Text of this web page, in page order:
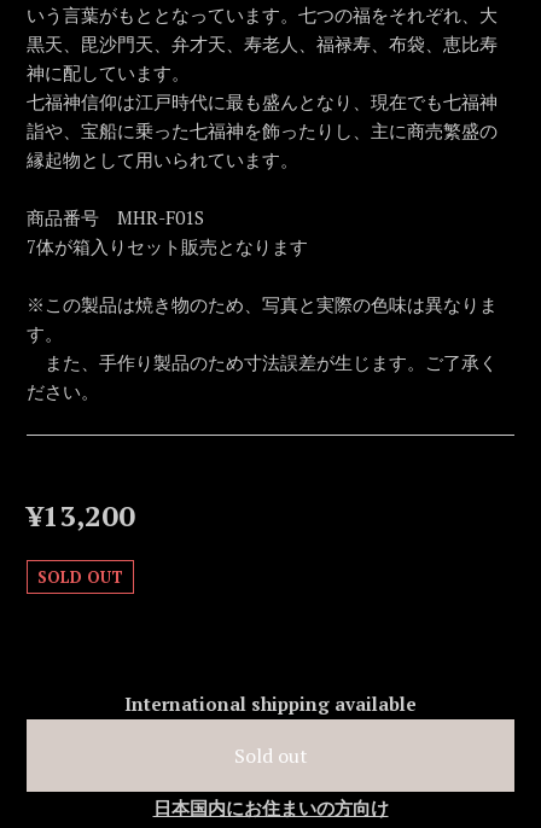
いう言葉がもととなっています。七つの福をそれぞれ、大
黒天、毘沙門天、弁才天、寿老人、福禄寿、布袋、恵比寿
神に配しています。
七福神信仰は江戸時代に最も盛んとなり、現在でも七福神
詣や、宝船に乗った七福神を飾ったりし、主に商売繁盛の
縁起物として用いられています。
商品番号 MHR-F01S
7体が箱入りセット販売となります
※この製品は焼き物のため、写真と実際の色味は異なりま
す。
また、手作り製品のため寸法誤差が生じます。ご了承く
ださい。
¥13,200
SOLD OUT
International shipping available
Sold out
日本国内にお住まいの方向け